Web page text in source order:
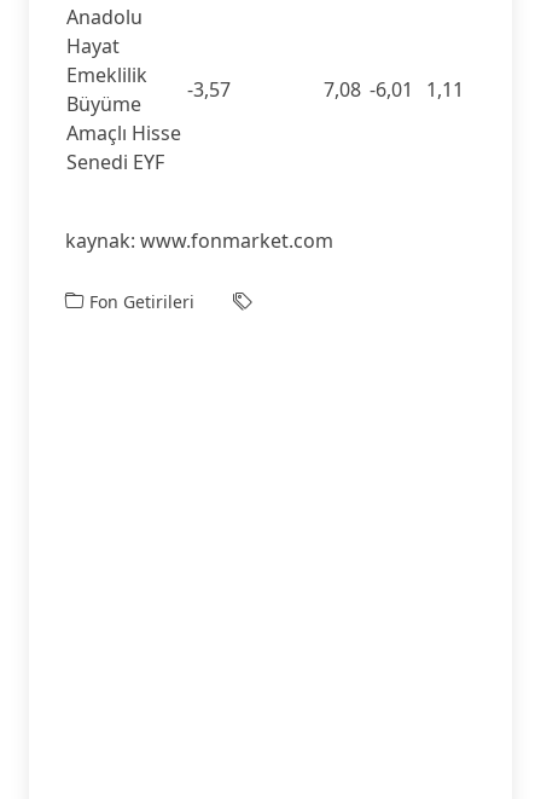
Anadolu
Hayat
Emeklilik
Büyüme
Amaçlı Hisse
Senedi EYF
-3,57 7,08 -6,01 1,11
kaynak: www.fonmarket.com
Fon Getirileri